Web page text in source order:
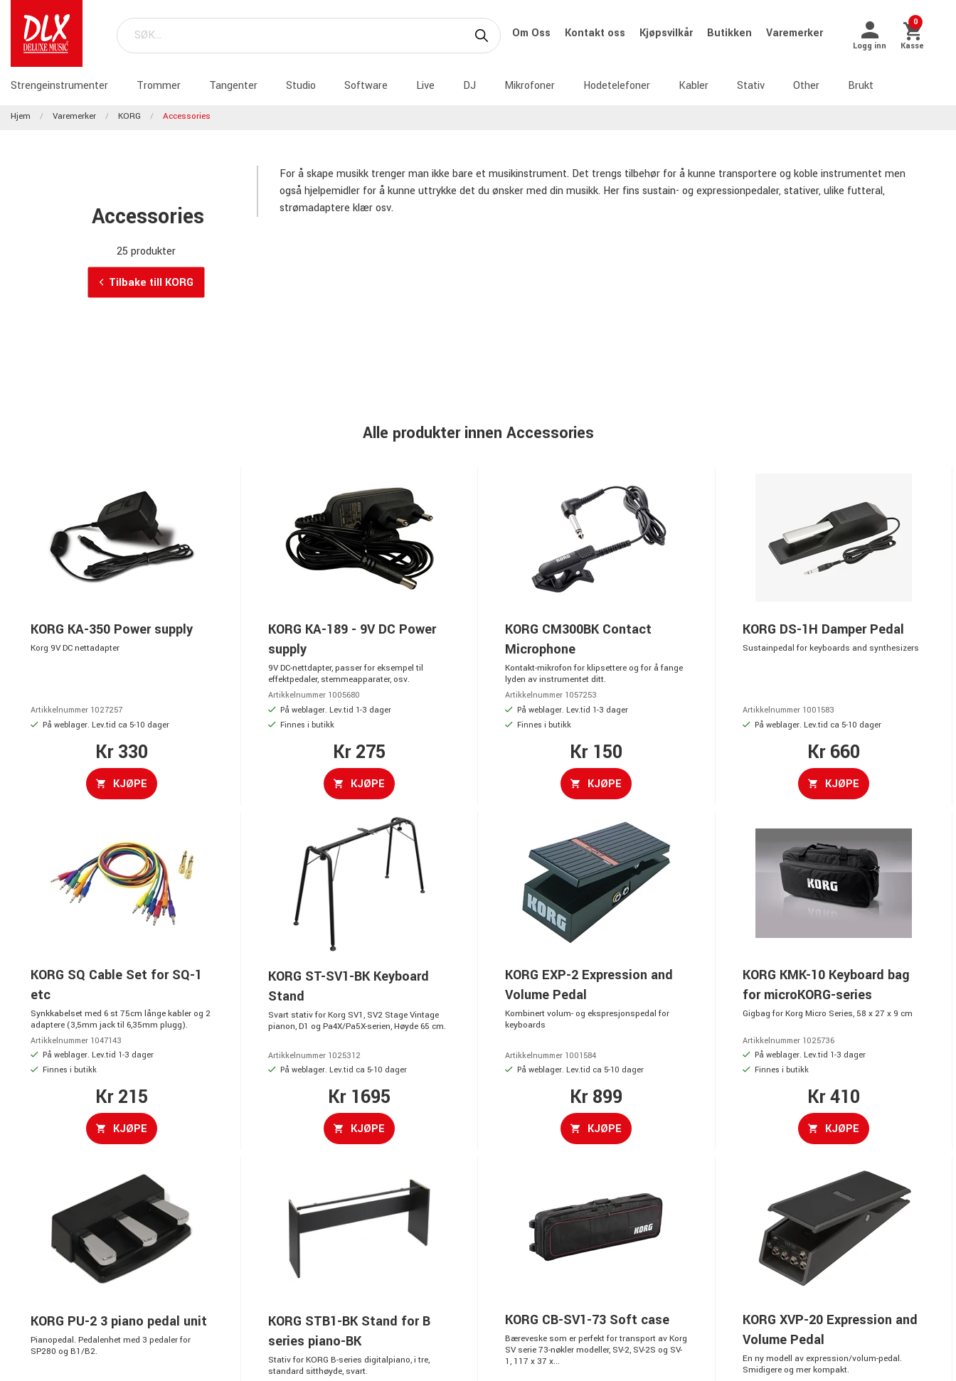
Om Oss Kontakt oss Kjøpsvilkår Butikken Varemerker
Logg inn
0
Kasse
Strengeinstrumenter Trommer Tangenter Studio Software Live DJ Mikrofoner Hodetelefoner Kabler Stativ Other Brukt
Hjem Varemerker KORG Accessories
Accessories
25 produkter
Tilbake till KORG
For å skape musikk trenger man ikke bare et musikinstrument. Det trengs tilbehør for å kunne transportere og koble instrumentet men
også hjelpemidler for å kunne uttrykke det du ønsker med din musikk. Her fins sustain- og expressionpedaler, stativer, ulike futteral,
strømadaptere klær osv.
Alle produkter innen Accessories
KORG KA-350 Power supply
Korg 9V DC nettadapter
Artikkelnummer 1027257
På weblager. Lev.tid ca 5-10 dager
Kr 330
KJØPE
KORG KA-189 - 9V DC Power
supply
9V DC-nettdapter, passer for eksempel til
effektpedaler, stemmeapparater, osv.
Artikkelnummer 1005680
På weblager. Lev.tid 1-3 dager
Finnes i butikk
Kr 275
KJØPE
KORG CM300BK Contact
Microphone
Kontakt-mikrofon for klipsettere og for å fange
lyden av instrumentet ditt.
Artikkelnummer 1057253
På weblager. Lev.tid 1-3 dager
Finnes i butikk
Kr 150
KJØPE
KORG DS-1H Damper Pedal
Sustainpedal for keyboards and synthesizers
Artikkelnummer 1001583
På weblager. Lev.tid ca 5-10 dager
Kr 660
KJØPE
KORG SQ Cable Set for SQ-1
etc
Synkkabelset med 6 st 75cm långe kabler og 2
adaptere (3,5mm jack til 6,35mm plugg).
Artikkelnummer 1047143
På weblager. Lev.tid 1-3 dager
Finnes i butikk
Kr 215
KJØPE
KORG ST-SV1-BK Keyboard
Stand
Svart stativ for Korg SV1, SV2 Stage Vintage
pianon, D1 og Pa4X/Pa5X-serien, Høyde 65 cm.
Artikkelnummer 1025312
På weblager. Lev.tid ca 5-10 dager
Kr 1695
KJØPE
KORG EXP-2 Expression and
Volume Pedal
Kombinert volum- og ekspresjonspedal for
keyboards
Artikkelnummer 1001584
På weblager. Lev.tid ca 5-10 dager
Kr 899
KJØPE
KORG KMK-10 Keyboard bag
for microKORG-series
Gigbag for Korg Micro Series, 58 x 27 x 9 cm
Artikkelnummer 1025736
På weblager. Lev.tid 1-3 dager
Finnes i butikk
Kr 410
KJØPE
KORG PU-2 3 piano pedal unit
Pianopedal. Pedalenhet med 3 pedaler for
SP280 og B1/B2.
KORG STB1-BK Stand for B
series piano-BK
Stativ for KORG B-series digitalpiano, i tre,
standard sitthøyde, svart.
KORG CB-SV1-73 Soft case
Bæreveske som er perfekt for transport av Korg
SV serie 73-nøkler modeller, SV-2, SV-2S og SV-
1, 117 x 37 x...
KORG XVP-20 Expression and
Volume Pedal
En ny modell av expression/volum-pedal.
Smidigere og mer kompakt.